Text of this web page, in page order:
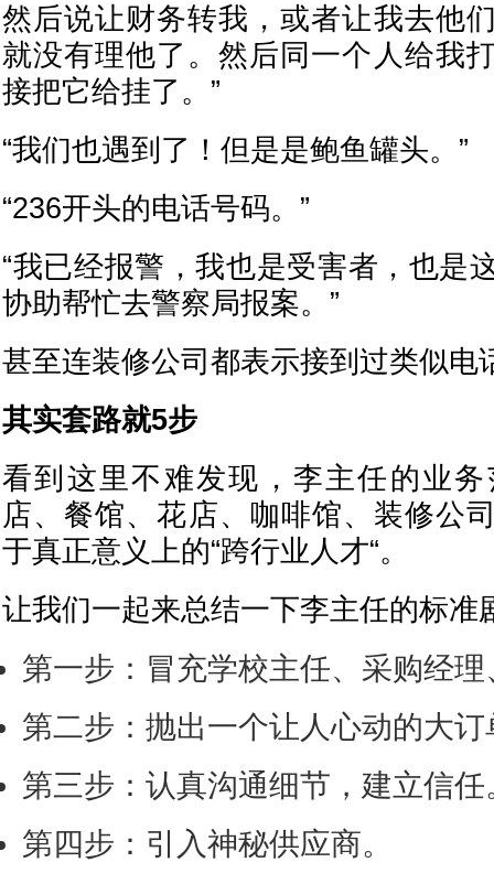
然后说让财务转我，或者让我去他
就没有理他了。然后同一个人给我
接把它给挂了。”
“我们也遇到了！但是是鲍鱼罐头。”
“236开头的电话号码。”
“我已经报警，我也是受害者，也是
协助帮忙去警察局报案。”
甚至连装修公司都表示接到过类似电
其实套路就5步
看到这里不难发现，李主任的业
店、餐馆、花店、咖啡馆、装修
于真正意义上的“跨行业人才“。
让我们一起来总结一下李主任的标准
第一步：冒充学校主任、采购经
第二步：抛出一个让人心动的大订
第三步：认真沟通细节，建立信任
第四步：引入神秘供应商。